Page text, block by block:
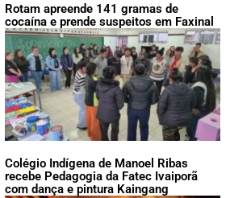
Rotam apreende 141 gramas de
cocaína e prende suspeitos em Faxinal
Colégio Indígena de Manoel Ribas
recebe Pedagogia da Fatec Ivaiporã
com dança e pintura Kaingang